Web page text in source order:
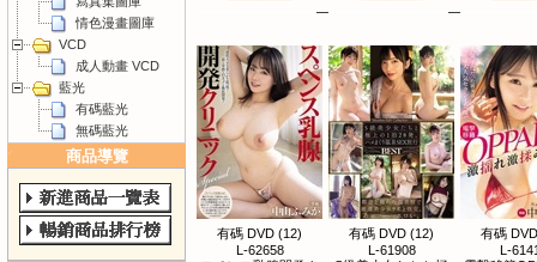
情色漫畫圖庫
VCD
成人動畫 VCD
藍光
有碼藍光
無碼藍光
商品導覽
有碼 DVD (12)
L-62658
有碼 DVD (12)
L-61908
有碼
L-